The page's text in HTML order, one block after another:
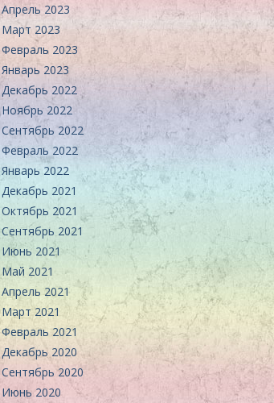
Апрель 2023
Март 2023
Февраль 2023
Январь 2023
Декабрь 2022
Ноябрь 2022
Сентябрь 2022
Февраль 2022
Январь 2022
Декабрь 2021
Октябрь 2021
Сентябрь 2021
Июнь 2021
Май 2021
Апрель 2021
Март 2021
Февраль 2021
Декабрь 2020
Сентябрь 2020
Июнь 2020